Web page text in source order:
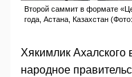
Второй саммит в формате
года, Астана, Казахстан
Хякимлик Ахалского
народное